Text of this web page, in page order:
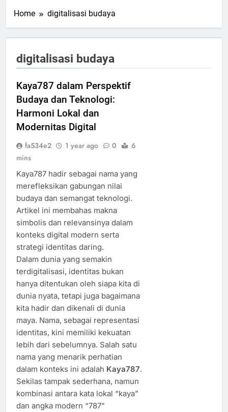
Home digitalisasi budaya
digitalisasi budaya
Kaya787 dalam Perspektif
Budaya dan Teknologi:
Harmoni Lokal dan
Modernitas Digital
fa534e2 1 year ago 0
6
mins
Kaya787 hadir sebagai nama yang
merefleksikan gabungan nilai
budaya dan semangat teknologi.
Artikel ini membahas makna
simbolis dan relevansinya dalam
konteks digital modern serta
strategi identitas daring.
Dalam dunia yang semakin
terdigitalisasi, identitas bukan
hanya ditentukan oleh siapa kita di
dunia nyata, tetapi juga bagaimana
kita hadir dan dikenali di dunia
maya. Nama, sebagai representasi
identitas, kini memiliki kekuatan
lebih dari sebelumnya. Salah satu
nama yang menarik perhatian
dalam konteks ini adalah Kaya787.
Sekilas tampak sederhana, namun
kombinasi antara kata lokal “kaya”
dan angka modern “787”